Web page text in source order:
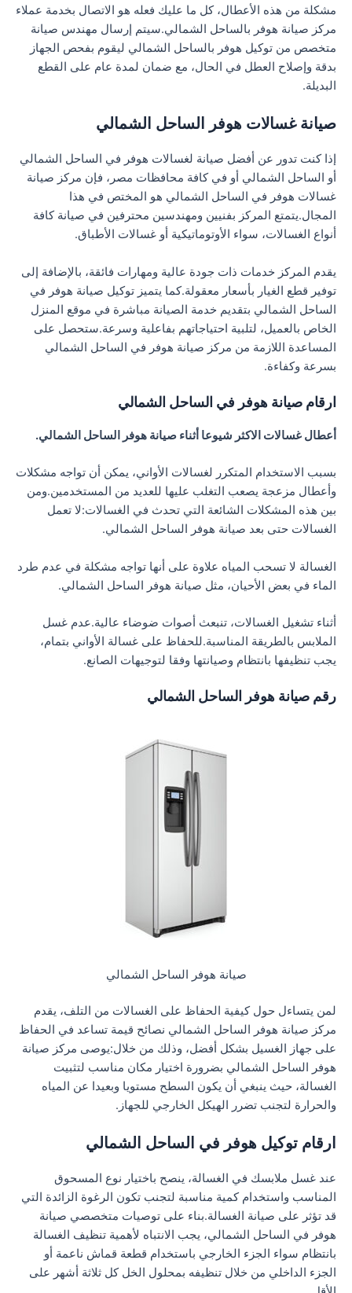
مشكلة من هذه الأعطال، كل ما عليك فعله هو الاتصال بخدمة عملاء
مركز صيانة هوفر بالساحل الشمالي.سيتم إرسال مهندس صيانة
متخصص من توكيل هوفر بالساحل الشمالي ليقوم بفحص الجهاز
بدقة وإصلاح العطل في الحال، مع ضمان لمدة عام على القطع
البديلة.
صيانة غسالات هوفر الساحل الشمالي
إذا كنت تدور عن أفضل صيانة لغسالات هوفر في الساحل الشمالي
أو الساحل الشمالي أو في كافة محافظات مصر، فإن مركز صيانة
غسالات هوفر في الساحل الشمالي هو المختص في هذا
المجال.يتمتع المركز بفنيين ومهندسين محترفين في صيانة كافة
أنواع الغسالات، سواء الأوتوماتيكية أو غسالات الأطباق.
يقدم المركز خدمات ذات جودة عالية ومهارات فائقة، بالإضافة إلى
توفير قطع الغيار بأسعار معقولة.كما يتميز توكيل صيانة هوفر في
الساحل الشمالي بتقديم خدمة الصيانة مباشرة في موقع المنزل
الخاص بالعميل، لتلبية احتياجاتهم بفاعلية وسرعة.ستحصل على
المساعدة اللازمة من مركز صيانة هوفر في الساحل الشمالي
بسرعة وكفاءة.
ارقام صيانة هوفر في الساحل الشمالي
أعطال غسالات الاكثر شيوعا أثناء صيانة هوفر الساحل الشمالي.
بسبب الاستخدام المتكرر لغسالات الأواني، يمكن أن تواجه مشكلات
وأعطال مزعجة يصعب التغلب عليها للعديد من المستخدمين.ومن
بين هذه المشكلات الشائعة التي تحدث في الغسالات:لا تعمل
الغسالات حتى بعد صيانة هوفر الساحل الشمالي.
الغسالة لا تسحب المياه علاوة على أنها تواجه مشكلة في عدم طرد
الماء في بعض الأحيان، مثل صيانة هوفر الساحل الشمالي.
أثناء تشغيل الغسالات، تنبعث أصوات ضوضاء عالية.عدم غسل
الملابس بالطريقة المناسبة.للحفاظ على غسالة الأواني بتمام،
يجب تنظيفها بانتظام وصيانتها وفقا لتوجيهات الصانع.
رقم صيانة هوفر الساحل الشمالي
صيانة هوفر الساحل الشمالي
لمن يتساءل حول كيفية الحفاظ على الغسالات من التلف، يقدم
مركز صيانة هوفر الساحل الشمالي نصائح قيمة تساعد في الحفاظ
على جهاز الغسيل بشكل أفضل، وذلك من خلال:يوصى مركز صيانة
هوفر الساحل الشمالي بضرورة اختيار مكان مناسب لتثبيت
الغسالة، حيث ينبغي أن يكون السطح مستويا وبعيدا عن المياه
والحرارة لتجنب تضرر الهيكل الخارجي للجهاز.
ارقام توكيل هوفر في الساحل الشمالي
عند غسل ملابسك في الغسالة، ينصح باختيار نوع المسحوق
المناسب واستخدام كمية مناسبة لتجنب تكون الرغوة الزائدة التي
قد تؤثر على صيانة الغسالة.بناء على توصيات متخصصي صيانة
هوفر في الساحل الشمالي، يجب الانتباه لأهمية تنظيف الغسالة
بانتظام سواء الجزء الخارجي باستخدام قطعة قماش ناعمة أو
الجزء الداخلي من خلال تنظيفه بمحلول الخل كل ثلاثة أشهر على